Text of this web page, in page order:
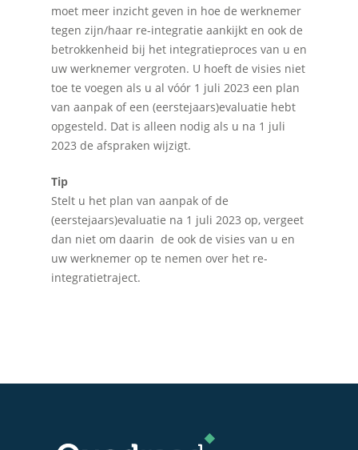
moet meer inzicht geven in hoe de werknemer
tegen zijn/haar re-integratie aankijkt en ook de
betrokkenheid bij het integratieproces van u en
uw werknemer vergroten. U hoeft de visies niet
toe te voegen als u al vóór 1 juli 2023 een plan
van aanpak of een (eerstejaars)evaluatie hebt
opgesteld. Dat is alleen nodig als u na 1 juli
2023 de afspraken wijzigt.
Tip
Stelt u het plan van aanpak of de
(eerstejaars)evaluatie na 1 juli 2023 op, vergeet
dan niet om daarin de ook de visies van u en
uw werknemer op te nemen over het re-
integratietraject.